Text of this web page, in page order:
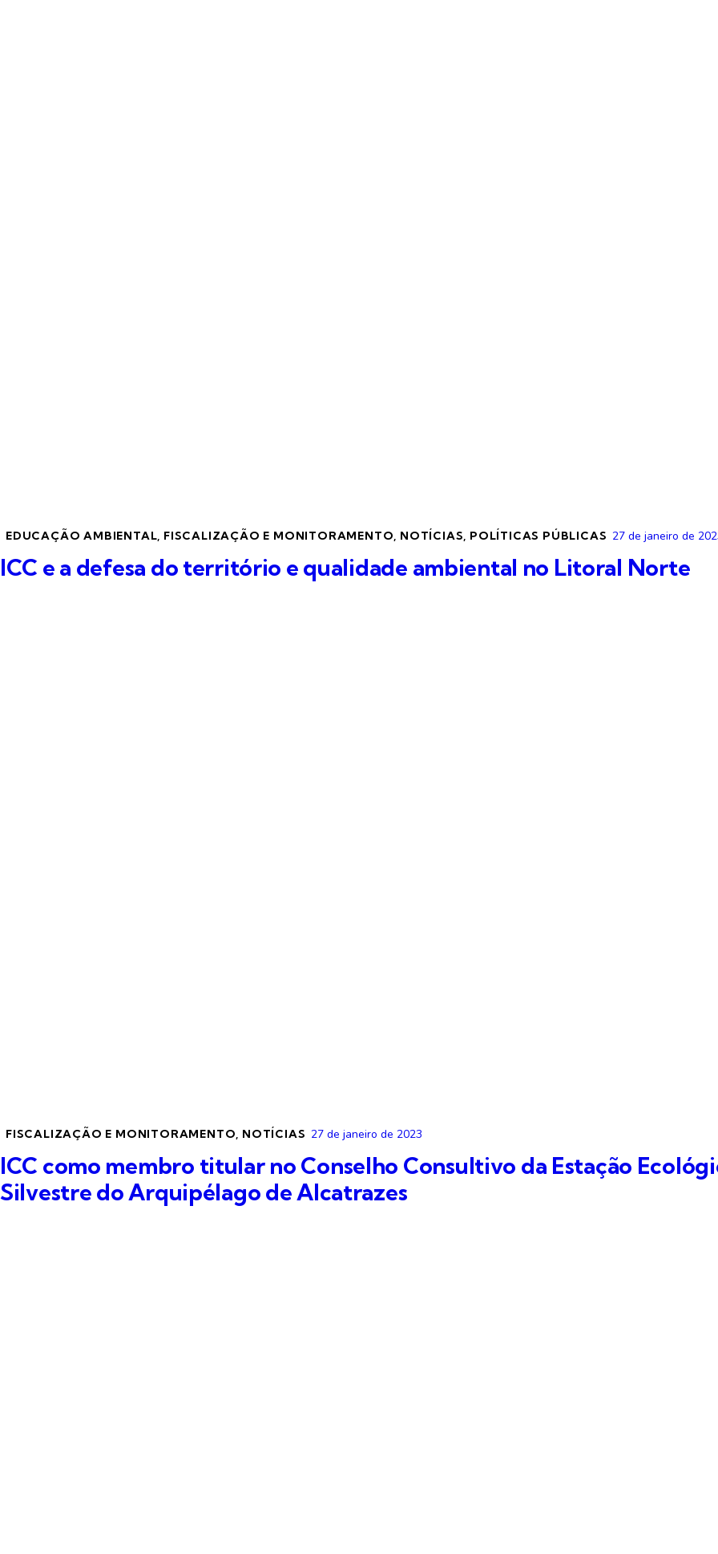
EDUCAÇÃO AMBIENTAL, FISCALIZAÇÃO E MONITORAMENTO, NOTÍCIAS, POLÍTICAS PÚBLICAS 27 de janeiro de
ICC e a defesa do território e qualidade ambiental no Litoral Norte
FISCALIZAÇÃO E MONITORAMENTO, NOTÍCIAS 27 de janeiro de 2023
ICC como membro titular no Conselho Consultivo da Estação
Silvestre do Arquipélago de Alcatrazes